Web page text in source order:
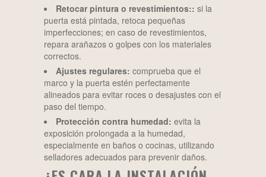
Retocar pintura o revestimientos:: si la
puerta está pintada, retoca pequeñas
imperfecciones; en caso de revestimientos,
repara arañazos o golpes con los materiales
correctos.
Ajustes regulares: comprueba que el
marco y la puerta estén perfectamente
alineados para evitar roces o desajustes con el
paso del tiempo.
Protección contra humedad: evita la
exposición prolongada a la humedad,
especialmente en baños o cocinas, utilizando
selladores adecuados para prevenir daños.